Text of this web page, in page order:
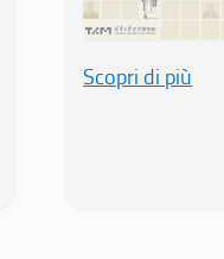
Scopri di più